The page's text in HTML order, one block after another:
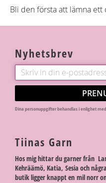
Bli den första att lämna ett
Nyhetsbrev
Dina personuppgifter behandlas i enlighet
Tiinas Garn
Hos mig hittar du garner från
Kehräämö, Katia, Sesia och
butik ligger knappt en mil norr